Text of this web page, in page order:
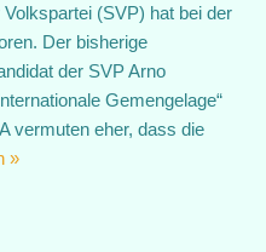
(SVP) hat bei der
Der bisherige
der SVP Arno
Gemengelage“
vermuten eher, dass die
»